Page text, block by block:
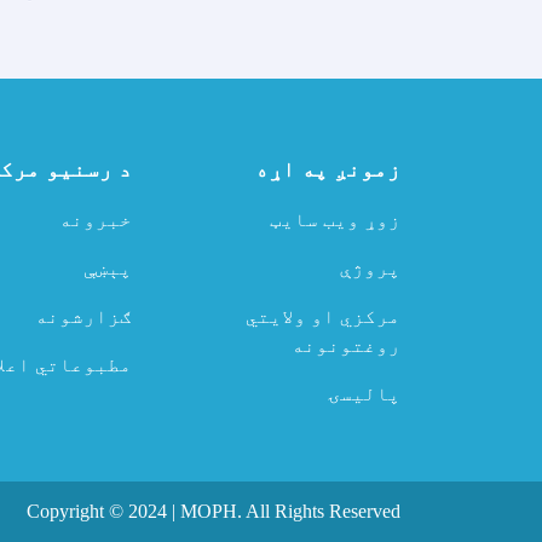
زمونږ په اړه
زوړ ویب سایټ
پروژې
مرکزي او ولایتي
روغتونونه
پالیسۍ
د رسنیو
خبرونه
پېښې
ګزارشونه
مطبوعاتي
Copyright © 2024 | MOPH. All Rights Reserved